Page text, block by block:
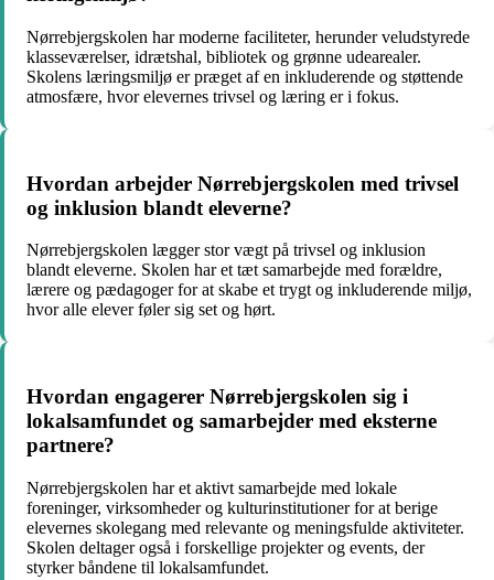
Nørrebjergskolen har moderne faciliteter, herunder veludstyrede
klasseværelser, idrætshal, bibliotek og grønne udearealer.
Skolens læringsmiljø er præget af en inkluderende og støttende
atmosfære, hvor elevernes trivsel og læring er i fokus.
Hvordan arbejder Nørrebjergskolen med trivsel
og inklusion blandt eleverne?
Nørrebjergskolen lægger stor vægt på trivsel og inklusion
blandt eleverne. Skolen har et tæt samarbejde med forældre,
lærere og pædagoger for at skabe et trygt og inkluderende miljø,
hvor alle elever føler sig set og hørt.
Hvordan engagerer Nørrebjergskolen sig i
lokalsamfundet og samarbejder med eksterne
partnere?
Nørrebjergskolen har et aktivt samarbejde med lokale
foreninger, virksomheder og kulturinstitutioner for at berige
elevernes skolegang med relevante og meningsfulde aktiviteter.
Skolen deltager også i forskellige projekter og events, der
styrker båndene til lokalsamfundet.